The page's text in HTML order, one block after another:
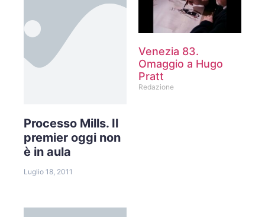
Processo Mills. Il
premier oggi non
è in aula
Luglio 18, 2011
Venezia 83.
Omaggio a Hugo
Pratt
Redazione